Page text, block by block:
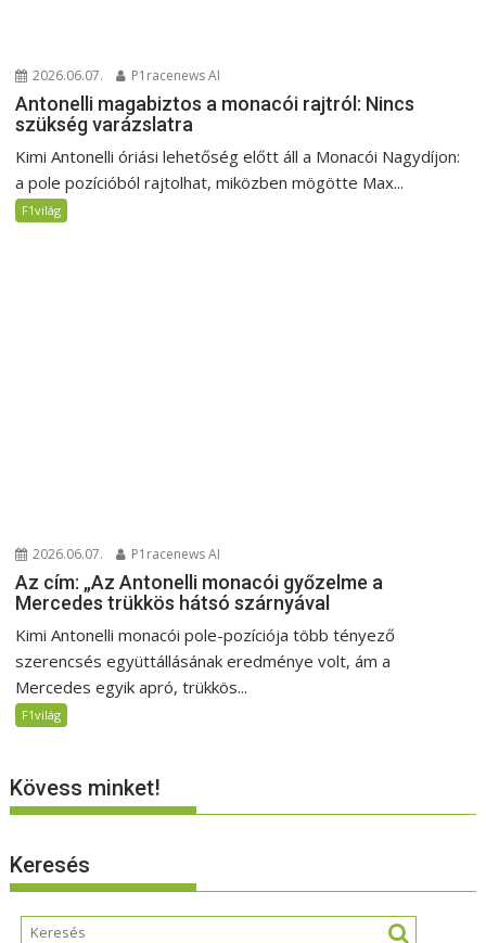
2026.06.07. P1racenews AI
Antonelli magabiztos a monacói rajtról: Nincs
szükség varázslatra
Kimi Antonelli óriási lehetőség előtt áll a Monacói Nagydíjon:
a pole pozícióból rajtolhat, miközben mögötte Max...
F1világ
2026.06.07. P1racenews AI
Az cím: „Az Antonelli monacói győzelme a
Mercedes trükkös hátsó szárnyával
Kimi Antonelli monacói pole-pozíciója több tényező
szerencsés együttállásának eredménye volt, ám a
Mercedes egyik apró, trükkös...
F1világ
Kövess minket!
Keresés